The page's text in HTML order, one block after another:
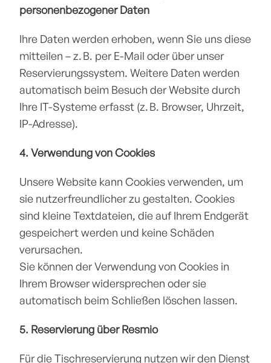
personenbezogener Daten
Ihre Daten werden erhoben, wenn Sie uns diese
mitteilen – z. B. per E-Mail oder über unser
Reservierungssystem. Weitere Daten werden
automatisch beim Besuch der Website durch
Ihre IT-Systeme erfasst (z. B. Browser, Uhrzeit,
IP-Adresse).
4. Verwendung von Cookies
Unsere Website kann Cookies verwenden, um
sie nutzerfreundlicher zu gestalten. Cookies
sind kleine Textdateien, die auf Ihrem Endgerät
gespeichert werden und keine Schäden
verursachen.
Sie können der Verwendung von Cookies in
Ihrem Browser widersprechen oder sie
automatisch beim Schließen löschen lassen.
5. Reservierung über Resmio